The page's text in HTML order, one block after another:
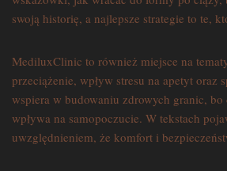
swoją historię, a najlepsze strategie to te,
MediluxClinic to również miejsce na
przeciążenie, wpływ stresu na apetyt
wspiera w budowaniu zdrowych granic,
wpływa na samopoczucie. W tekstach
uwzględnieniem, że komfort i